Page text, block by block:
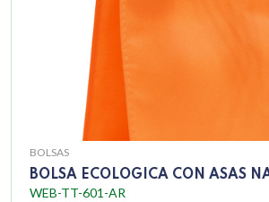
BOLSAS
BOLSA ECOLOGICA CON ASAS
WEB-TT-601-AR